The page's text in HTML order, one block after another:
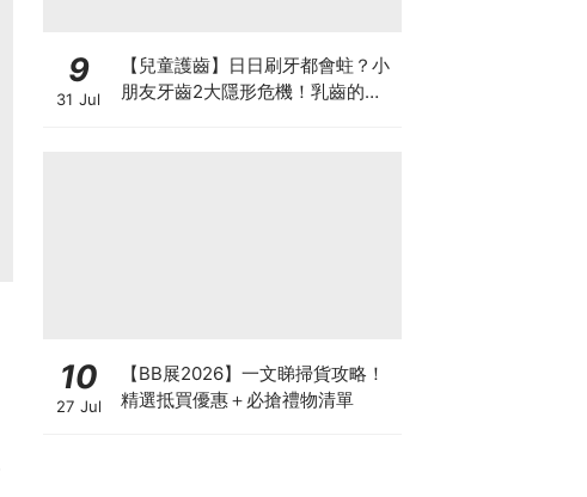
9
31 Jul
【兒童護齒】日日刷牙都會蛀？小
朋友牙齒2大隱形危機！乳齒的琺
10
27 Jul
【BB展2026】一文睇掃貨攻略！
精選抵買優惠＋必搶禮物清單